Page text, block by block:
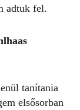
adtuk fel.
tanítania
elsősorban